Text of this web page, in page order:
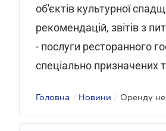
об'єктів культурної
рекомендацій, звітів з
- послуги ресторанного
спеціально призначених
Головна / Новини /